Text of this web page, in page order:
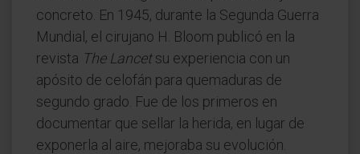
concreto. En 1945, durante la Segunda Guerra
Mundial, el cirujano H. Bloom publicó en la
revista The Lancetsu experiencia con un
apósito de celofán para quemaduras de
segundo grado. Fue de los primeros en
documentar que sellar la herida, en lugar de
exponerla al aire, mejoraba su evolución.